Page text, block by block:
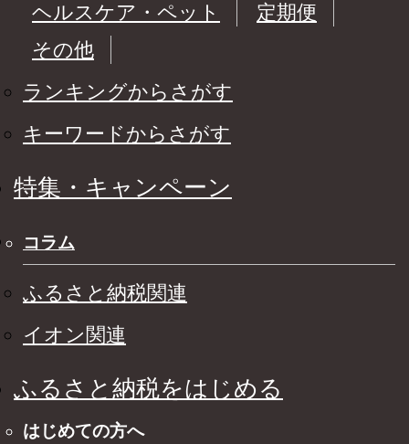
ヘルスケア・ペット
定期便
その他
ランキングからさがす
キーワードからさがす
特集・キャンペーン
コラム
ふるさと納税関連
イオン関連
ふるさと納税をはじめる
はじめての方へ